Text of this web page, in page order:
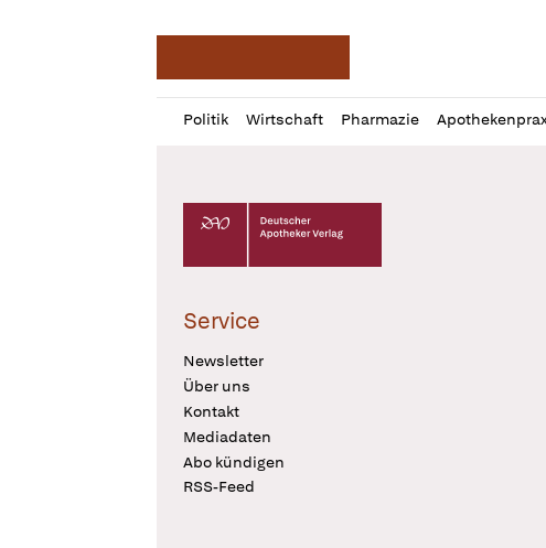
Politik Wirtschaft Pharmazie
Profil
öffnen
Daz
Pur
Deutscher Apotheker Verlag Logo
Service
Newsletter
Über uns
Kontakt
Mediadaten
Abo kündigen
RSS-Feed